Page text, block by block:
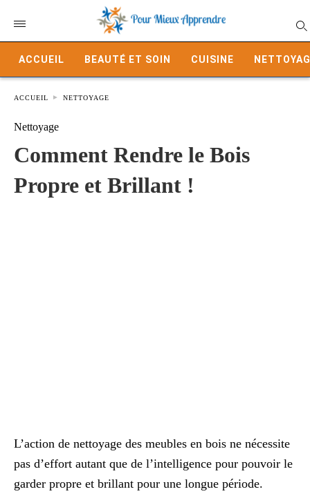
ACCUEIL BEAUTÉ ET SOIN CUISINE
ACCUEIL NETTOYAGE
Nettoyage
Comment Rendre le Bois
Propre et Brillant !
L’action de nettoyage des meubles en bois ne nécessite
pas d’effort autant que de l’intelligence pour pouvoir le
garder propre et brillant pour une longue période.